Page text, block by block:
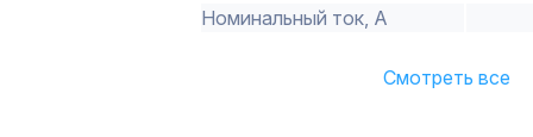
Номинальный ток, А
Смотреть все